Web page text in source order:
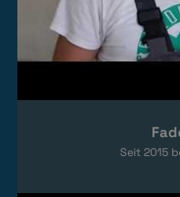
Seit 2015